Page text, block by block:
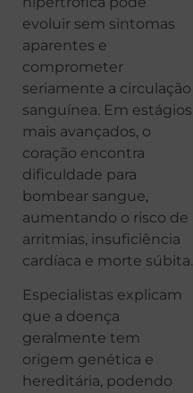
evoluir sem sintomas
aparentes e
comprometer
seriamente a circulação
sanguínea. Em estágios
mais avançados, o
coração encontra
dificuldade para
bombear sangue,
aumentando o risco de
arritmias, insuficiência
cardíaca e morte súbita.
Especialistas explicam
que a doença
geralmente tem
origem genética e
hereditária, podendo